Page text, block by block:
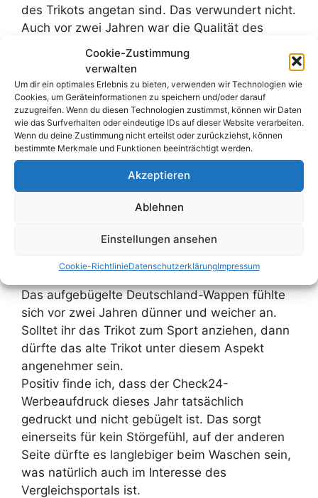
Cookie-Zustimmung
verwalten
Um dir ein optimales Erlebnis zu bieten, verwenden wir Technologien wie
Cookies, um Geräteinformationen zu speichern und/oder darauf
zuzugreifen. Wenn du diesen Technologien zustimmst, können wir Daten
wie das Surfverhalten oder eindeutige IDs auf dieser Website verarbeiten.
Wenn du deine Zustimmung nicht erteilst oder zurückziehst, können
bestimmte Merkmale und Funktionen beeinträchtigt werden.
Akzeptieren
Ablehnen
Einstellungen ansehen
Cookie-RichtlinieDatenschutzerklärungImpressum
des Trikots angetan sind. Das verwundert nicht.
Auch vor zwei Jahren war die Qualität des
Trikots gut und es wäre für Fila wohl auch ein
großer Imageschaden, wenn minderwertige
Trikots produziert würden. Vielmehr dürfte es
für Fila die Chance sein auf sich als Marke
aufmerksam zu machen um in Zukunft mehr
eigene Produkte verkaufen zu können.
Mittlerweile habe ich das Trikot ja auch selbst
Polyesterstoff beim Puma-Trikot hochwertiger
Gefühl, das von meiner Partnerin allerdings
Das aufgebügelte Deutschland-Wappen fühlte
sich vor zwei Jahren dünner und weicher an.
Solltet ihr das Trikot zum Sport anziehen, dann
dürfte das alte Trikot unter diesem Aspekt
angenehmer sein.
Positiv finde ich, dass der Check24-
Werbeaufdruck dieses Jahr tatsächlich
gedruckt und nicht gebügelt ist. Das sorgt
einerseits für kein Störgefühl, auf der anderen
Seite dürfte es langlebiger beim Waschen sein,
was natürlich auch im Interesse des
Vergleichsportals ist.